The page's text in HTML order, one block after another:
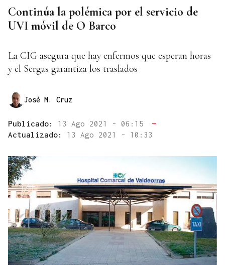
Continúa la polémica por el servicio de
UVI móvil de O Barco
La CIG asegura que hay enfermos que esperan horas
y el Sergas garantiza los traslados
José M. Cruz
Publicado: 13 Ago 2021 - 06:15
—
Actualizado: 13 Ago 2021 - 10:33